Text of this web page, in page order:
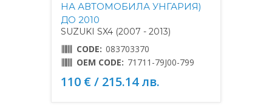
НА АВТОМОБИЛА УНГАРИЯ)
ДО 2010
SUZUKI SX4 (2007 - 2013)
CODE: 083703370
OEM CODE: 71711-79J00-799
110 € / 215.14 лв.